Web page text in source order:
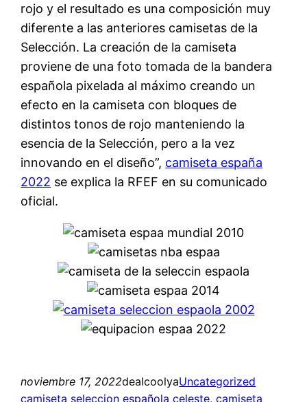
rojo y el resultado es una composición muy
diferente a las anteriores camisetas de la
Selección. La creación de la camiseta
proviene de una foto tomada de la bandera
española pixelada al máximo creando un
efecto en la camiseta con bloques de
distintos tonos de rojo manteniendo la
esencia de la Selección, pero a la vez
innovando en el diseño”, camiseta españa
2022 se explica la RFEF en su comunicado
oficial.
noviembre 17, 2022dealcoolyaUncategorized
camiseta seleccion española celeste, camiseta